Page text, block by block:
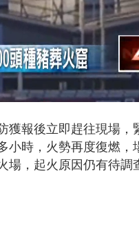
報後立即趕往現場，
時，火勢再度復燃，
，起火原因仍有待調